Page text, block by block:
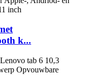
k...